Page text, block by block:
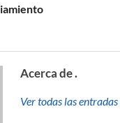
Acerca de .
Ver todas las